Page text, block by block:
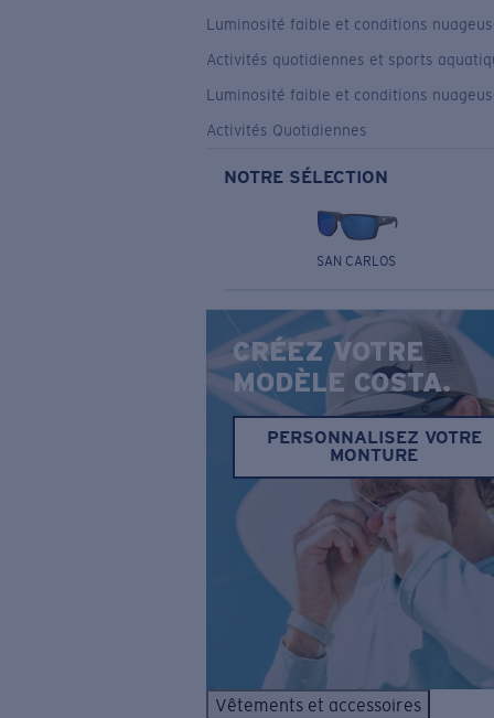
Luminosité faible et conditions
Activités quotidiennes et sports
Luminosité faible et conditions
Activités Quotidiennes
NOTRE SÉLECTION
SAN CARLOS
CRÉEZ VOTRE
MODÈLE COSTA.
PERSONNALISEZ VOTRE
MONTURE
Vêtements et accessoires